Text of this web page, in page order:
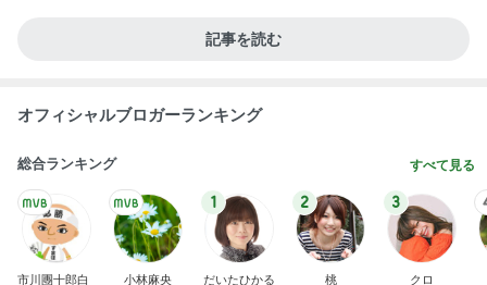
記事を読む
オフィシャルブロガーランキング
総合ランキング すべて見る
市川團十郎白
小林麻央
1
だいたひかる
2
桃
3
クロ